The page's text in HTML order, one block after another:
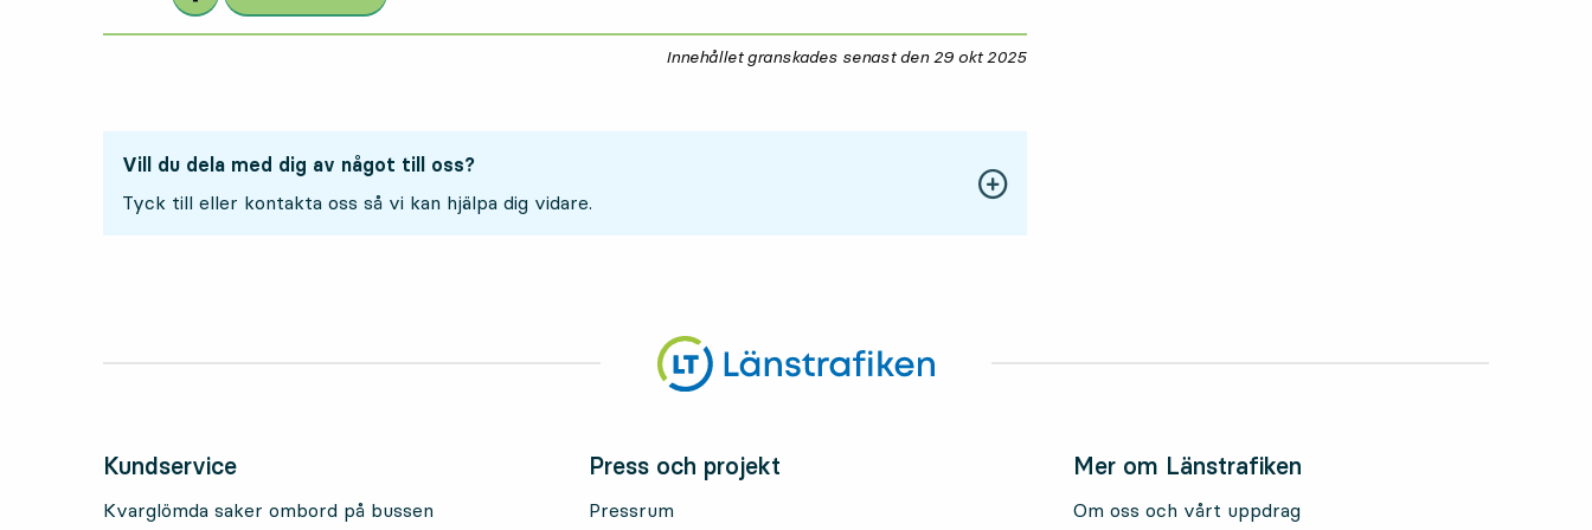
Innehållet granskades senast den 29 okt 2025
Vill du dela med dig av något till oss?
Tyck till eller kontakta oss så vi kan hjälpa dig vidare.
Kundservice
Kvarglömda saker ombord på bussen
Press och projekt
Pressrum
Mer om Länstrafiken
Om oss och vårt uppdrag